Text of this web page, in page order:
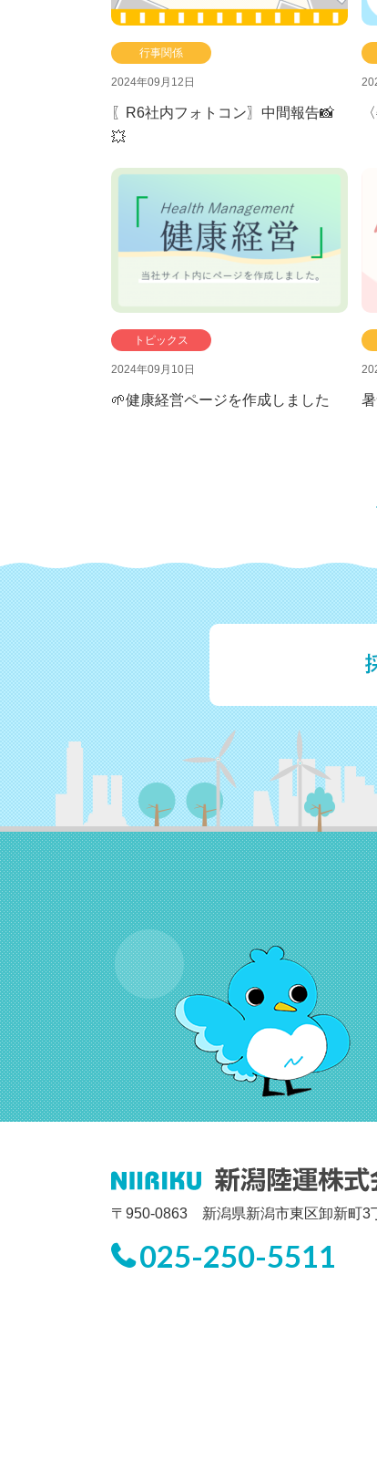
行事関係
2024年09月12日
〖R6社内フォトコン〗中間報告📸
💥
トピックス
2024年09月10日
🌱健康経営ページを作成しました
〒950-0863 新潟県新潟市東区卸新町3
025-250-5511